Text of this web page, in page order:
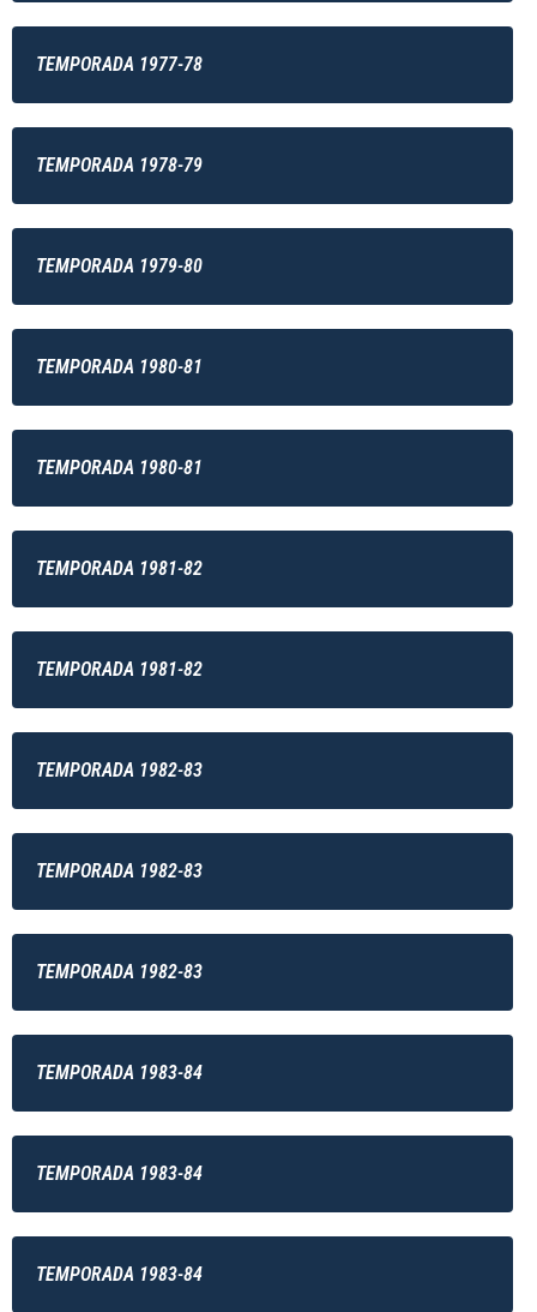
TEMPORADA 1977-78
TEMPORADA 1978-79
TEMPORADA 1979-80
TEMPORADA 1980-81
TEMPORADA 1980-81
TEMPORADA 1981-82
TEMPORADA 1981-82
TEMPORADA 1982-83
TEMPORADA 1982-83
TEMPORADA 1982-83
TEMPORADA 1983-84
TEMPORADA 1983-84
TEMPORADA 1983-84